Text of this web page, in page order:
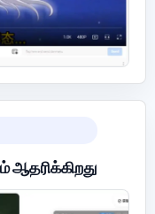
ஆதரிக்கிறது